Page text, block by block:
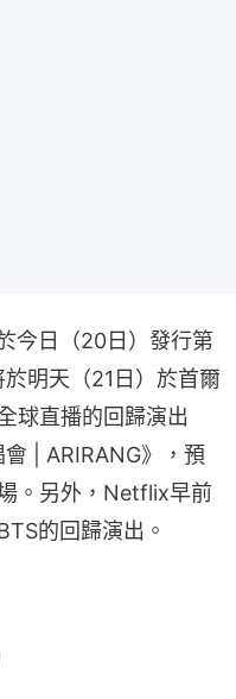
今日（20日）發行第
明天（21日）於首爾
球直播的回歸演出
會 | ARIRANG》，預
。另外，Netflix早前
的回歸演出。